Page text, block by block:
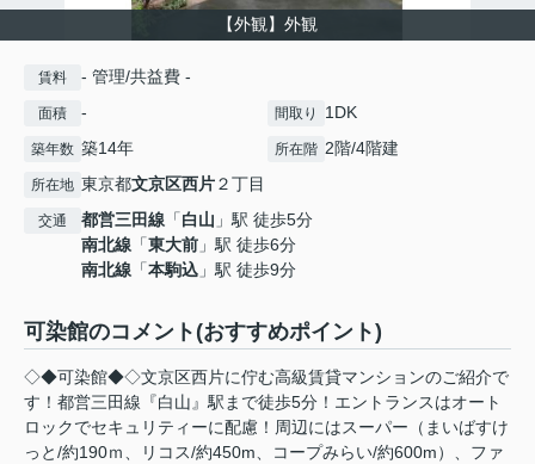
【外観】外観
賃料 - 管理/共益費 -
面積 - 間取り 1DK
築年数 築14年 所在階 2階/4階建
所在地 東京都文京区西片２丁目
交通 都営三田線 「白山 」駅 徒歩5分
南北線 「東大前 」駅 徒歩6分
南北線 「本駒込 」駅 徒歩9分
可染館のコメント(おすすめポイント)
◇◆可染館◆◇文京区西片に佇む高級賃貸マンションのご紹介で
す！都営三田線『白山』駅まで徒歩5分！エントランスはオート
ロックでセキュリティーに配慮！周辺にはスーパー（まいばすけ
っと/約190ｍ、リコス/約450m、コープみらい/約600m）、ファ